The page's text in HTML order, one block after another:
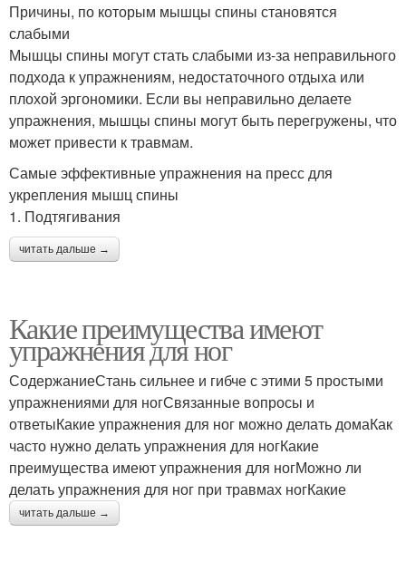
Причины, по которым мышцы спины становятся
слабыми
Мышцы спины могут стать слабыми из-за неправильного
подхода к упражнениям, недостаточного отдыха или
плохой эргономики. Если вы неправильно делаете
упражнения, мышцы спины могут быть перегружены, что
может привести к травмам.
Самые эффективные упражнения на пресс для
укрепления мышц спины
1. Подтягивания
читать дальше →
Какие преимущества имеют
упражнения для ног
СодержаниеСтань сильнее и гибче с этими 5 простыми
упражнениями для ногСвязанные вопросы и
ответыКакие упражнения для ног можно делать домаКак
часто нужно делать упражнения для ногКакие
преимущества имеют упражнения для ногМожно ли
делать упражнения для ног при травмах ногКакие
читать дальше →